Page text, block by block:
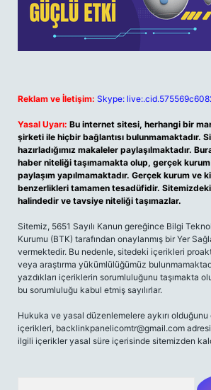
Reklam ve İletişim: Skype:
Yasal Uyarı: Bu internet sitesi, herhangi bir
şirketi ile hiçbir bağlantısı bulunmamaktadır.
hazırladığımız makaleler paylaşılmaktadır.
haber niteliği taşımamakta olup, gerçek
paylaşım yapılmamaktadır. Gerçek kurum ve
benzerlikleri tamamen tesadüfidir.
halindedir ve tavsiye niteliği taşımazlar.
Sitemiz, 5651 Sayılı Kanun gereğince Bilgi
Kurumu (BTK) tarafından onaylanmış bir Yer
vermektedir. Bu nedenle, sitedeki içerikleri
veya araştırma yükümlülüğümüz
yazdıkları içeriklerin sorumluluğunu taşımakta
bu sorumluluğu kabul etmiş sayılırlar.
Hukuka ve yasal düzenlemelere aykırı
içerikleri, backlinkpanelicomtr@gmail.com
ilgili içerikler yasal süre içerisinde sitemizden